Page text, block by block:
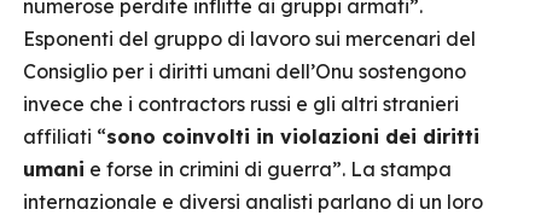
numerose perdite inflitte ai gruppi armati”.
Esponenti del gruppo di lavoro sui mercenari del
Consiglio per i diritti umani dell’Onu sostengono
invece che i contractors russi e gli altri stranieri
affiliati “sono coinvolti in violazioni dei diritti
umani e forse in crimini di guerra”. La stampa
internazionale e diversi analisti parlano di un loro